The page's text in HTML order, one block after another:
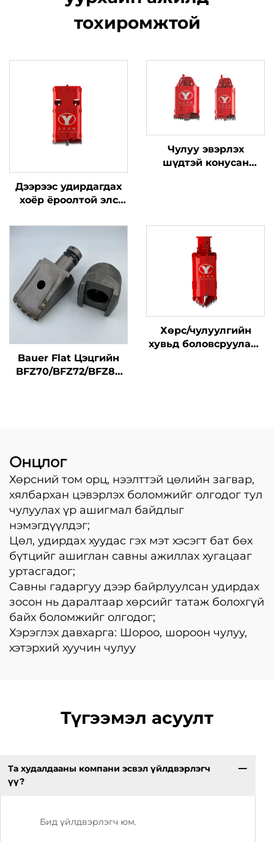
тохиромжтой
Дээрээс удирдагдах
хоёр ёроолтой элс
Чулуу эвэрлэх
шүдтэй конусан
Bauer Flat Цэцгийн
BFZ70/BFZ72/BFZ80
Хөрс/чулуулгийн
хувьд боловсруулалт
Онцлог
Хөрсний том орц, нээлттэй цөлийн загвар,
хялбархан цэвэрлэх боломжийг олгодог тул
чулуулах үр ашигмал байдлыг
нэмэгдүүлдэг;
Цөл, удирдах хуудас гэх мэт хэсэгт бат бөх
бүтцийг ашиглан савны ажиллах хугацааг
уртасгадог;
Савны гадаргуу дээр байрлуулсан удирдах
зосон нь даралтаар хөрсийг татаж болохгүй
байх боломжийг олгодог;
Хэрэглэх давхарга: Шороо, шороон чулуу,
хэтэрхий хуучин чулуу
Түгээмэл асуулт
Та худалдааны компани эсвэл үйлдвэрлэгч
үү?
Бид үйлдвэрлэгч юм.